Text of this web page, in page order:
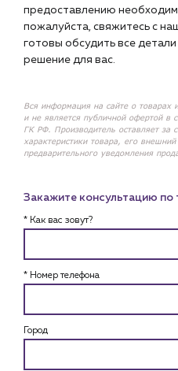
предоставлению
пожалуйста, свяжитесь с
готовы обсудить все
решение для вас.
Вся информация на сайте о товарах
и не является публичной офертой в
ГК РФ. Производитель оставляет за
характеристики товара, его
предварительного уведомления
Закажите консультацию по
* Как вас зовут?
* Номер телефона
Город